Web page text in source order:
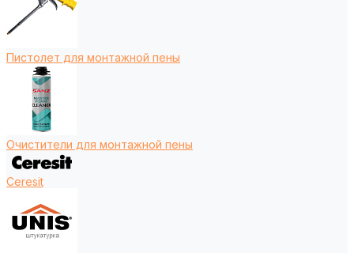
Пистолет для монтажной пены
Очистители для монтажной пены
Ceresit